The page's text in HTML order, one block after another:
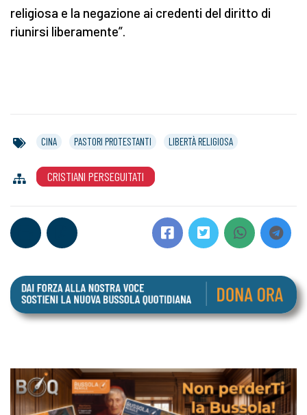
religiosa e la negazione ai credenti del diritto di
riunirsi liberamente”.
CINA PASTORI PROTESTANTI LIBERTÀ RELIGIOSA
CRISTIANI PERSEGUITATI